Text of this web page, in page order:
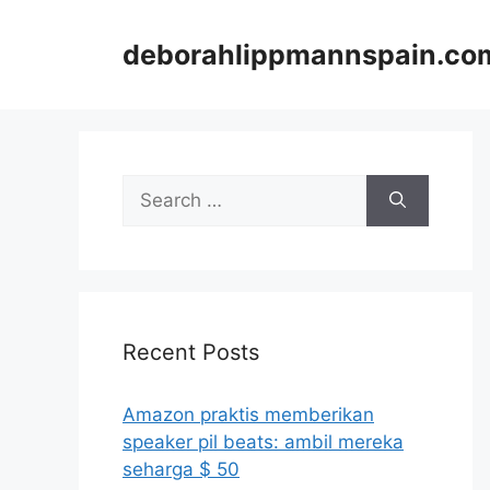
Search
for:
Recent Posts
Amazon praktis memberikan
speaker pil beats: ambil mereka
seharga $ 50